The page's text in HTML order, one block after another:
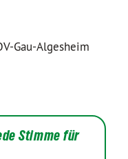
Gau-Algesheim
Stimme für